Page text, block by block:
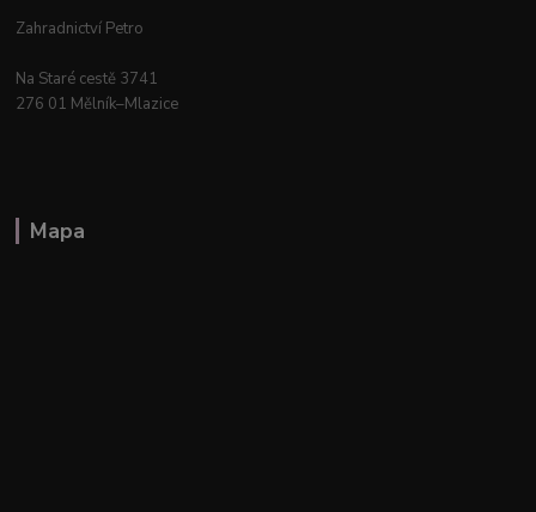
Zahradnictví Petro
Na Staré cestě 3741
276 01 Mělník–Mlazice
Mapa